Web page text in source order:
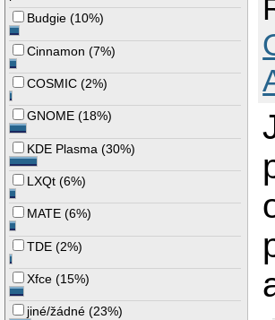
Budgie (10%)
Cinnamon (7%)
COSMIC (2%)
GNOME (18%)
KDE Plasma (30%)
LXQt (6%)
MATE (6%)
TDE (2%)
Xfce (15%)
jiné/žádné (23%)